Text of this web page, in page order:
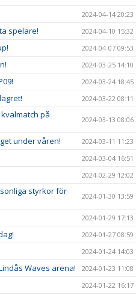
2024-04-14 20:23
spelare! 2024-04-10 15:32
2024-04-07 09:53
2024-03-25 14:10
2024-03-24 18:45
2024-03-22 08:11
på
2024-03-13 08:06
under våren! 2024-03-11 11:23
2024-03-04 16:51
2024-02-29 12:02
styrkor för
2024-01-30 13:59
2024-01-29 17:13
2024-01-27 08:59
2024-01-24 14:03
Waves arena! 2024-01-23 11:08
2024-01-22 16:17